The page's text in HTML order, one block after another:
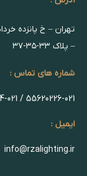
تهران – خ پانزده
– پلاک ۳۳-۳۵-۳۷
شماره های تماس :
55620226-021 / 55590724-021
ایمیل :
info@rzalighting.ir